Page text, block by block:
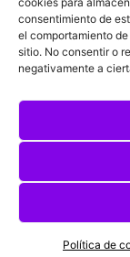
consentimiento de
el comportamiento
sitio. No consentir o
negativamente a
Política de